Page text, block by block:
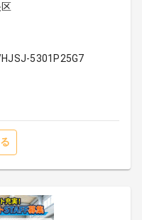
5301P25G7